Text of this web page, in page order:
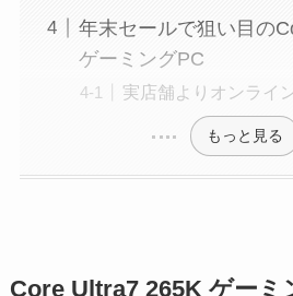
年末セールで狙い目の
ゲーミングPC
実店舗よりオンライ
もっと見る
Core Ultra7 265K ゲーミ